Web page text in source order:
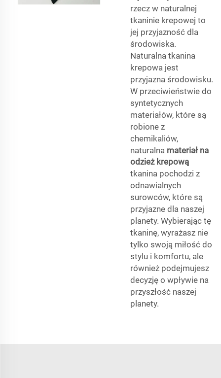
rzecz w naturalnej
tkaninie krepowej to
jej przyjazność dla
środowiska.
Naturalna tkanina
krepowa jest
przyjazna środowisku.
W przeciwieństwie do
syntetycznych
materiałów, które są
robione z
chemikaliów,
naturalna materiał na
odzież krepową
tkanina pochodzi z
odnawialnych
surowców, które są
przyjazne dla naszej
planety. Wybierając tę
tkaninę, wyrażasz nie
tylko swoją miłość do
stylu i komfortu, ale
również podejmujesz
decyzję o wpływie na
przyszłość naszej
planety.